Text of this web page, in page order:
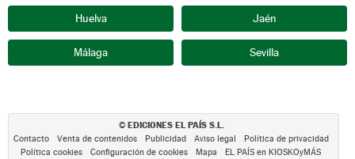
Huelva Jaén
Málaga Sevilla
© EDICIONES EL PAÍS S.L.
Contacto Venta de contenidos Publicidad Aviso legal
Política de privacidad
Política cookies
Configuración de cookies Mapa EL PAÍS en KIOSKOyMÁS